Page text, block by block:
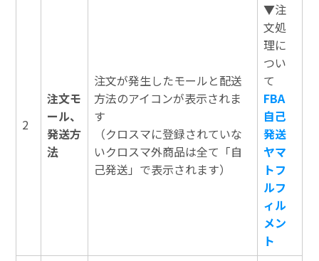
2
注文モ
ール、
発送方
法
注文が発生したモールと配送
方法のアイコンが表示されま
す
（クロスマに登録されていな
いクロスマ外商品は全て「自
己発送」で表示されます）
▼注
文処
理に
つい
て
FBA
自己
発送
ヤマ
トフ
ルフ
ィル
メン
ト